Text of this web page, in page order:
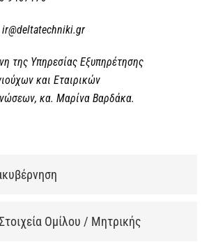
ir@deltatechniki.gr
της Υπηρεσίας Εξυπηρέτησης
και Εταιρικών
κα. Μαρίνα Βαρδάκα.
Ομίλου / Μητρικής